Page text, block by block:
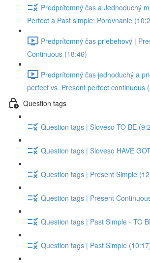
Predprítomný čas a Jednoduchý
Perfect a Past simple: Porovnanie
Predprítomný čas priebehový |
Continuous (18:46)
Predprítomný čas jednoduchý a
perfect vs. Present perfect continuous
Question tags
Question tags | Sloveso TO BE
Question tags | Sloveso HAVE
Question tags | Present Simple
Question tags | Present
Question tags | Past Simple - TO
Question tags | Past Simple